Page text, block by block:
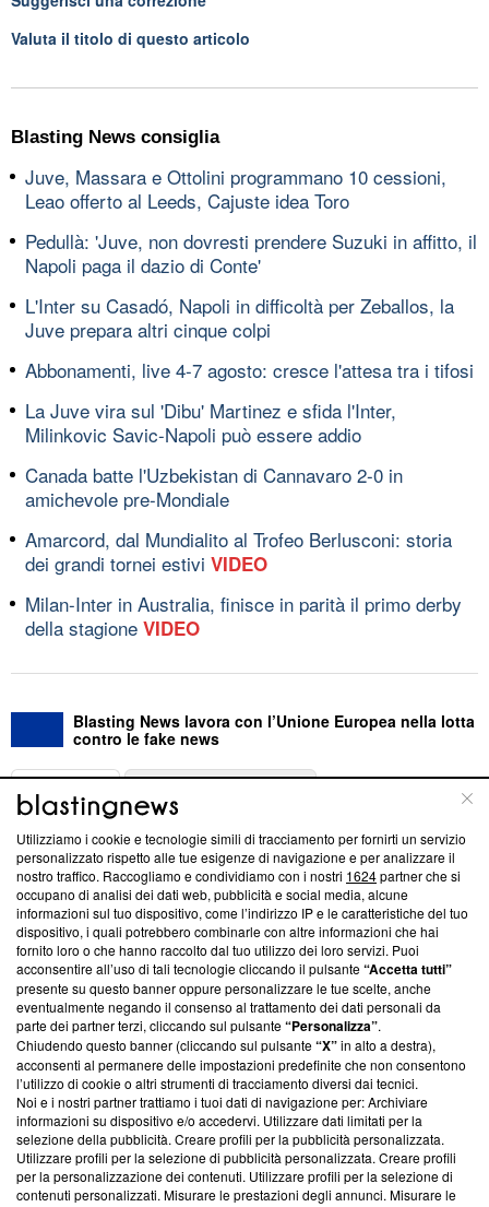
Valuta il titolo di questo articolo
Blasting News consiglia
Juve, Massara e Ottolini programmano 10 cessioni,
Leao offerto al Leeds, Cajuste idea Toro
Pedullà: 'Juve, non dovresti prendere Suzuki in affitto, il
Napoli paga il dazio di Conte'
L'Inter su Casadó, Napoli in difficoltà per Zeballos, la
Juve prepara altri cinque colpi
Abbonamenti, live 4-7 agosto: cresce l'attesa tra i tifosi
La Juve vira sul 'Dibu' Martinez e sfida l'Inter,
Milinkovic Savic-Napoli può essere addio
Canada batte l'Uzbekistan di Cannavaro 2-0 in
amichevole pre-Mondiale
Amarcord, dal Mundialito al Trofeo Berlusconi: storia
dei grandi tornei estivi VIDEO
Milan-Inter in Australia, finisce in parità il primo derby
della stagione VIDEO
Blasting News lavora con l’Unione Europea nella lotta
contro le fake news
ABOUT
Questa sezione offre informazioni trasparenti su Blasting
News, sui nostri processi editoriali e su come ci impegniamo a
creare news di qualità. Inoltre, afferma la nostra aderenza a
‘Trust Project - News with Integrity’Blasting News non è
ancora membro del programma, ma ha richiesto di farne
parte; Trust Project non ha ancora effettuato una verifica di
conformità agli standard.
Su di noi
Team editoriale
Corporate
Redazione
Informativa Privacy
Utilizziamo i cookie e tecnologie simili di tracciamento per fornirti un servizio
personalizzato rispetto alle tue esigenze di navigazione e per analizzare il
nostro traffico. Raccogliamo e condividiamo con i nostri 1624partner che si
occupano di analisi dei dati web, pubblicità e social media, alcune
informazioni sul tuo dispositivo, come l’indirizzo IP e le caratteristiche del tuo
dispositivo, i quali potrebbero combinarle con altre informazioni che hai
fornito loro o che hanno raccolto dal tuo utilizzo dei loro servizi. Puoi
acconsentire all’uso di tali tecnologie cliccando il pulsante“Accetta tutti”
presente su questo banner oppure personalizzare le tue scelte, anche
eventualmente negando il consenso al trattamento dei dati personali da
parte dei partner terzi, cliccando sul pulsante“Personalizza”.
Chiudendo questo banner (cliccando sul pulsante“X”in alto a destra),
acconsenti al permanere delle impostazioni predefinite che non consentono
l’utilizzo di cookie o altri strumenti di tracciamento diversi dai tecnici.
Noi e i nostri partner trattiamo i tuoi dati di navigazione per: Archiviare
informazioni su dispositivo e/o accedervi. Utilizzare dati limitati per la
selezione della pubblicità. Creare profili per la pubblicità personalizzata.
Utilizzare profili per la selezione di pubblicità personalizzata. Creare profili
per la personalizzazione dei contenuti. Utilizzare profili per la selezione di
contenuti personalizzati. Misurare le prestazioni degli annunci. Misurare le